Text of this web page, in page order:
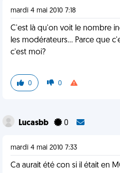
mardi 4 mai 2010 7:18
C'est là qu'on voit le nombre
les modérateurs... Parce que
c'est moi?
0 0
Lucasbb 0
mardi 4 mai 2010 7:33
Ca aurait été con si il était en